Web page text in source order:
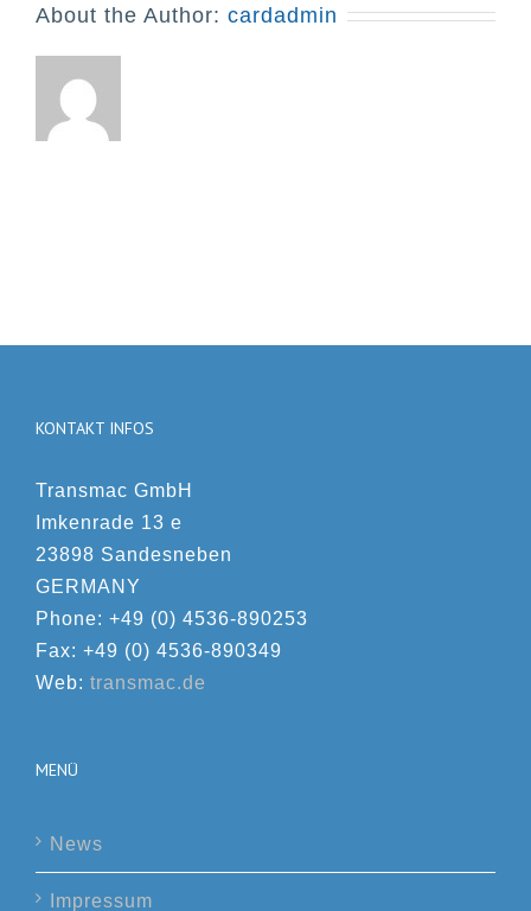
About the Author: cardadmin
KONTAKT INFOS
Transmac GmbH
Imkenrade 13 e
23898 Sandesneben
GERMANY
Phone: +49 (0) 4536-890253
Fax: +49 (0) 4536-890349
Web: transmac.de
MENÜ
News
Impressum